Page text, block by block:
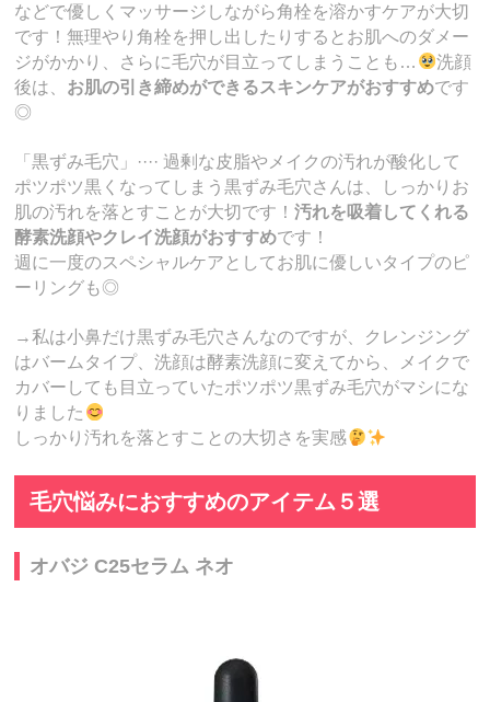
などで優しくマッサージしながら角栓を溶かすケアが大切
です！無理やり角栓を押し出したりするとお肌へのダメー
ジがかかり、さらに毛穴が目立ってしまうことも…
洗顔
後は、 お肌の引き締めができるスキンケアがおすすめです
◎
「黒ずみ毛穴」···· 過剰な皮脂やメイクの汚れが酸化して
ポツポツ黒くなってしまう黒ずみ毛穴さんは、しっかりお
肌の汚れを落とすことが大切です！汚れを吸着してくれる
酵素洗顔やクレイ洗顔がおすすめです！
週に一度のスペシャルケアとしてお肌に優しいタイプのピ
ーリングも◎
→私は小鼻だけ黒ずみ毛穴さんなのですが、クレンジング
はバームタイプ、洗顔は酵素洗顔に変えてから、メイクで
カバーしても目立っていたポツポツ黒ずみ毛穴がマシにな
りました
しっかり汚れを落とすことの大切さを実感
毛穴悩みにおすすめのアイテム５選
オバジ C25セラム ネオ